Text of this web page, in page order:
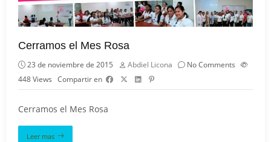
Cerramos el Mes Rosa
23 de noviembre de 2015 Abdiel Licona
No Comments
448Views Compartir en
Cerramos el Mes Rosa
Leer mas